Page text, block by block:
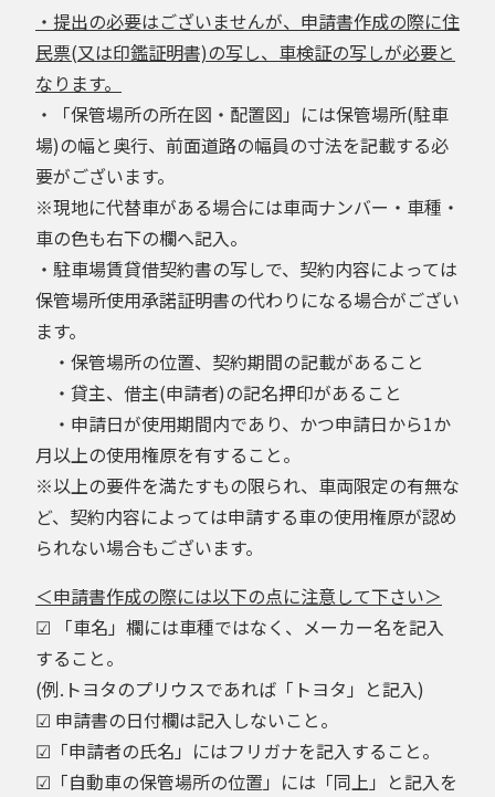
・提出の必要はございませんが、申請書作成の際に住
民票(又は印鑑証明書)の写し、車検証の写しが必要と
なります。
・「保管場所の所在図・配置図」には保管場所(駐車
場)の幅と奥行、前面道路の幅員の寸法を記載する必
要がございます。
※現地に代替車がある場合には車両ナンバー・車種・
車の色も右下の欄へ記入。
・駐車場賃貸借契約書の写しで、契約内容によっては
保管場所使用承諾証明書の代わりになる場合がござい
ます。
・保管場所の位置、契約期間の記載があること
・貸主、借主(申請者)の記名押印があること
・申請日が使用期間内であり、かつ申請日から1か
月以上の使用権原を有すること。
※以上の要件を満たすもの限られ、車両限定の有無な
ど、契約内容によっては申請する車の使用権原が認め
られない場合もございます。
＜申請書作成の際には以下の点に注意して下さい＞
☑ 「車名」欄には車種ではなく、メーカー名を記入
すること。
(例.トヨタのプリウスであれば「トヨタ」と記入)
☑ 申請書の日付欄は記入しないこと。
☑「申請者の氏名」にはフリガナを記入すること。
☑「自動車の保管場所の位置」には「同上」と記入を